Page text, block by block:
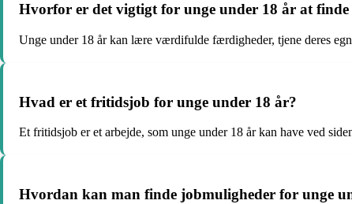
Hvorfor er det vigtigt for unge under 18 år at finde
Unge under 18 år kan lære værdifulde færdigheder, tjene deres
Hvad er et fritidsjob for unge under 18 år?
Et fritidsjob er et arbejde, som unge under 18 år kan have ved
Hvordan kan man finde jobmuligheder for unge